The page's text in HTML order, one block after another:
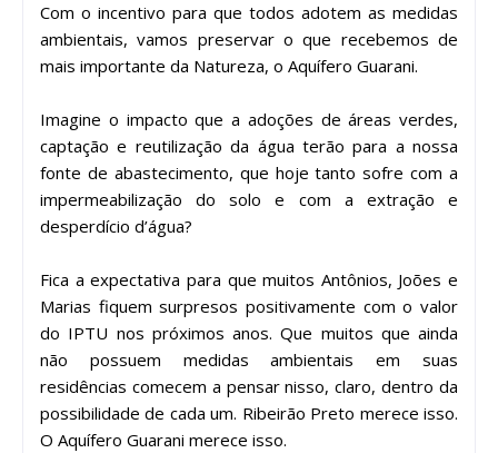
Com o incentivo para que todos adotem as medidas
ambientais, vamos preservar o que recebemos de
mais importante da Natureza, o Aquífero Guarani.
Imagine o impacto que a adoções de áreas verdes,
captação e reutilização da água terão para a nossa
fonte de abastecimento, que hoje tanto sofre com a
impermeabilização do solo e com a extração e
desperdício d’água?
Fica a expectativa para que muitos Antônios, Joões e
Marias fiquem surpresos positivamente com o valor
do IPTU nos próximos anos. Que muitos que ainda
não possuem medidas ambientais em suas
residências comecem a pensar nisso, claro, dentro da
possibilidade de cada um. Ribeirão Preto merece isso.
O Aquífero Guarani merece isso.